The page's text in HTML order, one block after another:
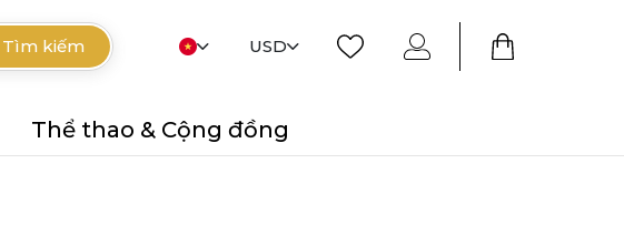
Tìm kiếm USD
Thể thao & Cộng đồng